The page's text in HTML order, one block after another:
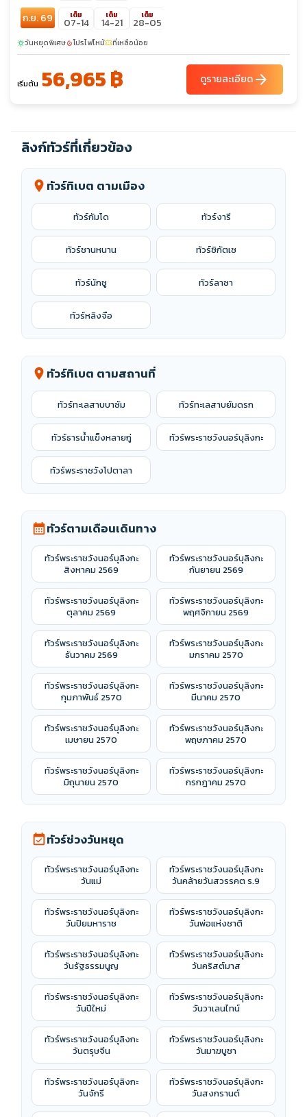
ก.ย. 69 เต็ม
07-14
เต็ม
14-21
เต็ม
28-05
sunnyวันหยุดพิเศษlocal_fire_departmentโปรไฟไหม้confirmation_numberที่เหลือน้อย
เริ่มต้น 56,965 ฿ ดูรายละเอียดarrow_forward
ลิงก์ทัวร์ที่เกี่ยวข้อง
location_on ทัวร์ทิเบต ตามเมือง
ทัวร์กัมโด ทัวร์งารี
ทัวร์ชานหนาน ทัวร์ซิกัตเซ
ทัวร์นักชู ทัวร์ลาซา
ทัวร์หลิงจือ
location_on ทัวร์ทิเบต ตามสถานที่
ทัวร์ทะเลสาบบาซัม ทัวร์ทะเลสาบยัมดรก
ทัวร์ธารน้ำแข็งหลายกู่ ทัวร์พระราชวังนอร์บุลิงกะ
ทัวร์พระราชวังโปตาลา
calendar_monthทัวร์ตามเดือนเดินทาง
ทัวร์พระราชวังนอร์บุลิงกะ
สิงหาคม 2569
ทัวร์พระราชวังนอร์บุลิงกะ
กันยายน 2569
ทัวร์พระราชวังนอร์บุลิงกะ
ตุลาคม 2569
ทัวร์พระราชวังนอร์บุลิงกะ
พฤศจิกายน 2569
ทัวร์พระราชวังนอร์บุลิงกะ
ธันวาคม 2569
ทัวร์พระราชวังนอร์บุลิงกะ
มกราคม 2570
ทัวร์พระราชวังนอร์บุลิงกะ
กุมภาพันธ์ 2570
ทัวร์พระราชวังนอร์บุลิงกะ
มีนาคม 2570
ทัวร์พระราชวังนอร์บุลิงกะ
เมษายน 2570
ทัวร์พระราชวังนอร์บุลิงกะ
พฤษภาคม 2570
ทัวร์พระราชวังนอร์บุลิงกะ
มิถุนายน 2570
ทัวร์พระราชวังนอร์บุลิงกะ
กรกฎาคม 2570
event_availableทัวร์ช่วงวันหยุด
ทัวร์พระราชวังนอร์บุลิงกะ
วันแม่
ทัวร์พระราชวังนอร์บุลิงกะ
วันคล้ายวันสวรรคต ร.9
ทัวร์พระราชวังนอร์บุลิงกะ
วันปิยมหาราช
ทัวร์พระราชวังนอร์บุลิงกะ
วันพ่อแห่งชาติ
ทัวร์พระราชวังนอร์บุลิงกะ
วันรัฐธรรมนูญ
ทัวร์พระราชวังนอร์บุลิงกะ
วันคริสต์มาส
ทัวร์พระราชวังนอร์บุลิงกะ
วันปีใหม่
ทัวร์พระราชวังนอร์บุลิงกะ
วันวาเลนไทน์
ทัวร์พระราชวังนอร์บุลิงกะ
วันตรุษจีน
ทัวร์พระราชวังนอร์บุลิงกะ
วันมาฆบูชา
ทัวร์พระราชวังนอร์บุลิงกะ
วันจักรี
ทัวร์พระราชวังนอร์บุลิงกะ
วันสงกรานต์